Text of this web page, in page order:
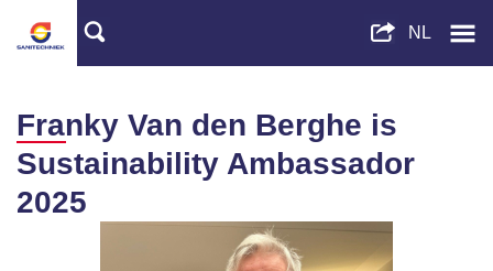
Franky Van den Berghe is
Sustainability Ambassador
2025